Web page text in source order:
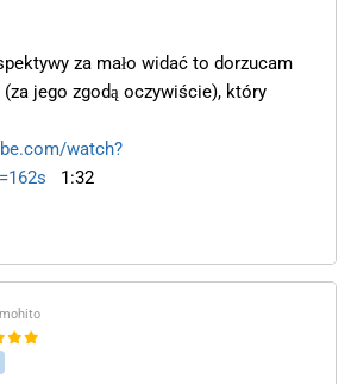
za mało widać to dorzucam
jego zgodą oczywiście), który
watch?
1:32